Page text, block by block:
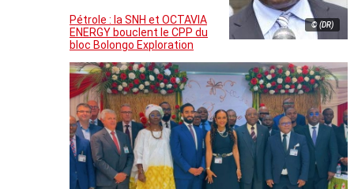
© (DR)
Pétrole : la SNH et OCTAVIA
ENERGY bouclent le CPP du
bloc Bolongo Exploration